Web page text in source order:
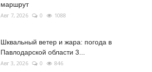
маршрут
Авг 7, 2026 0 1088
Шквальный ветер и жара: погода в
Павлодарской области 3...
Авг 3, 2026 0 846